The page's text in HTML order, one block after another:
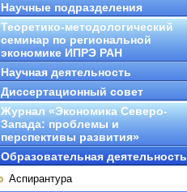
Научные подразделения
Теоретико-методологический
семинар по региональной
экономике ИПРЭ РАН
Научная деятельность
Диссертационный совет
Журнал «Экономика Северо-
Запада: проблемы и
перспективы развития»
Образовательная деятельность
Аспирантура